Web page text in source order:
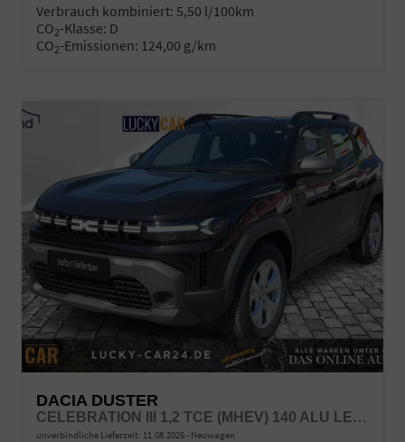
Verbrauch kombiniert: 5,50 l/100km
CO2-Klasse: D
CO2-Emissionen: 124,00 g/km
DACIA DUSTER
CELEBRATION III 1,2 TCE (MHEV) 140 ALU LED LINK LR
unverbindliche Lieferzeit: 11.08.2026 Neuwagen